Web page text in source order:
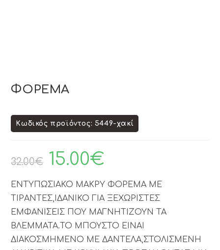
ΦΟΡΕΜΑ
Κωδικός προϊόντος: 5449-χακί
32.00€ 15.00€
ΕΝΤΥΠΩΣΙΑΚΟ ΜΑΚΡΥ ΦΟΡΕΜΑ ΜΕ
ΤΙΡΑΝΤΕΣ,ΙΔΑΝΙΚΟ ΓΙΑ ΞΕΧΩΡΙΣΤΕΣ
ΕΜΦΑΝΙΣΕΙΣ ΠΟΥ ΜΑΓΝΗΤΙΖΟΥΝ ΤΑ
ΒΛΕΜΜΑΤΑ.ΤΟ ΜΠΟΥΣΤΟ ΕΙΝΑΙ
ΔΙΑΚΟΣΜΗΜΕΝΟ ΜΕ ΔΑΝΤΕΛΑ,ΣΤΟΛΙΣΜΕΝΗ